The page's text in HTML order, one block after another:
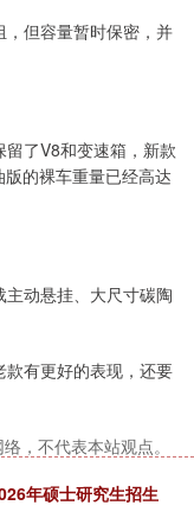
但容量暂时保密，并
了V8和变速箱，新款
的裸车重量已经高达
动悬挂、大尺寸碳陶
有更好的表现，还要
，不代表本站观点。
年硕士研究生招生